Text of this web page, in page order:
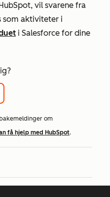
vil svarene fra
som aktiviteter i
i Salesforce for dine
om
få hjelp med HubSpot.